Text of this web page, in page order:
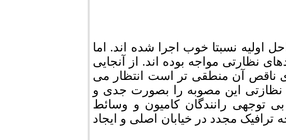
اولیه نسبتا خوب اجرا شده اند. اما
نظارتی مواجه بوده اند. از آنجایی
ناقص آن منطقی تر است انتظار می
نظازتی این مصوبه را بصورت جدی و
بی توجهی رانندگان کامیون و وسائط
ترافیک مجدد در خیابان اصلی و ایجاد